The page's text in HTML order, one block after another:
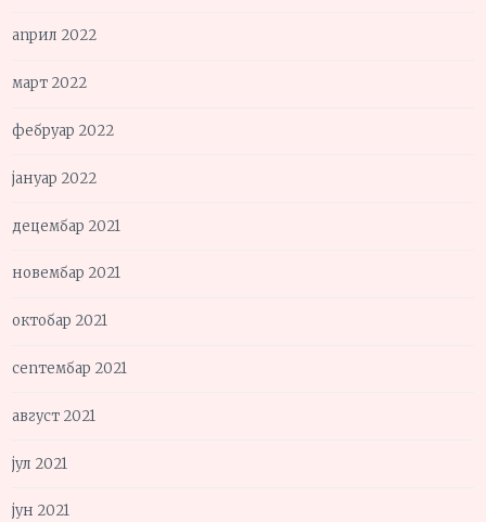
април 2022
март 2022
фебруар 2022
јануар 2022
децембар 2021
новембар 2021
октобар 2021
септембар 2021
август 2021
јул 2021
јун 2021